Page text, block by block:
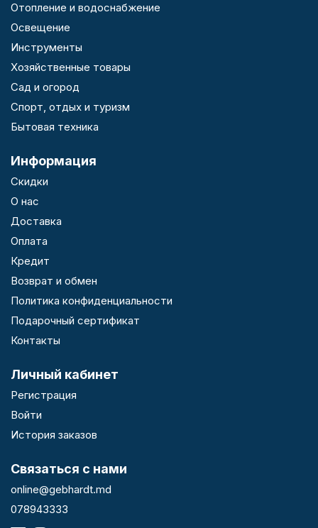
Отопление и водоснабжение
Освещение
Инструменты
Хозяйственные товары
Сад и огород
Спорт, отдых и туризм
Бытовая техника
Информация
Скидки
О нас
Доставка
Оплата
Кредит
Возврат и обмен
Политика конфиденциальности
Подарочный сертификат
Контакты
Личный кабинет
Регистрация
Войти
История заказов
Связаться с нами
online@gebhardt.md
078943333